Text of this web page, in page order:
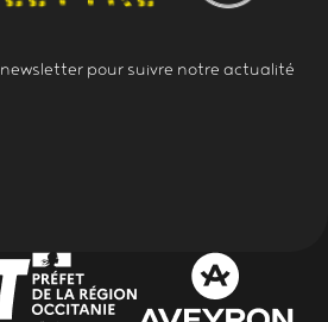
newsletter pour suivre notre actualité